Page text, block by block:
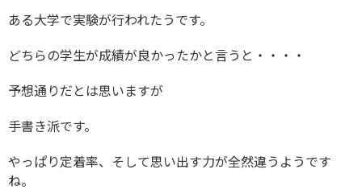
ある大学で実験が行われたうです。
どちらの学生が成績が良かったかと言うと・・・・
予想通りだとは思いますが
手書き派です。
やっぱり定着率、そして思い出す力が全然違うようです
ね。